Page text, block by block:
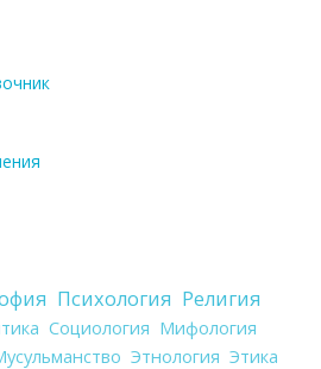
Психология Религия
Социология Мифология
Этнология Этика